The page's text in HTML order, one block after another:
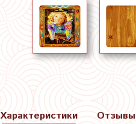
Характеристики Отзывы